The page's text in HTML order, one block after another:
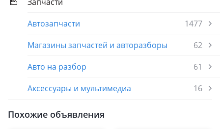
Автозапчасти
1477
Магазины запчастей и авторазборы
62
Авто на разбор
61
Аксессуары и мультимедиа
16
Похожие объявления